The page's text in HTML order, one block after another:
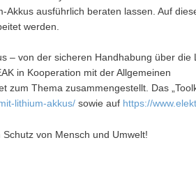
ausführlich beraten lassen. Auf
werden.
– von der sicheren Handhabung über die
in Kooperation mit der Allgemeinen
zum Thema zusammengestellt. Das
lithium-akkus/sowie auf https://
von Mensch und Umwelt!